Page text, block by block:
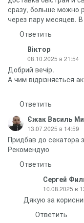
сразу, больше можно
через пару месяцев.
Ответить
Віктор
08.10.2025 в 21:54
Добрий вечір.
А чим відрізняється
Ответить
Єжак Василь
13.07.2025 в 14:59
Придбав до секатора
Рекомендую
Ответить
Сергей
10.08.2025 в
Дякую за
Ответить